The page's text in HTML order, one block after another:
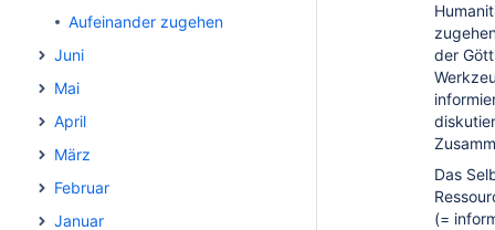
Aufeinander zugehen
Juni
Mai
April
März
Februar
Januar
der
Das
(=